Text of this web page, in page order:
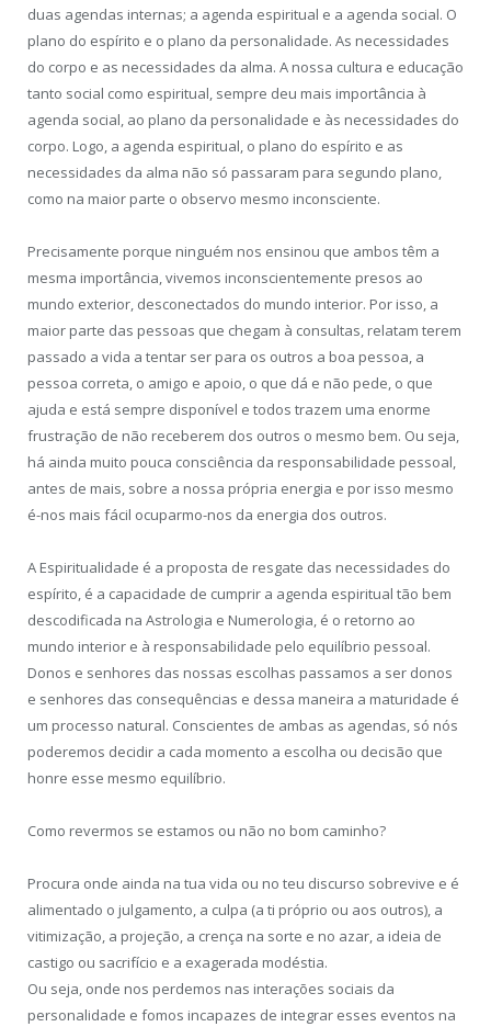
duas agendas internas; a agenda espiritual e a agenda social. O
plano do espírito e o plano da personalidade. As necessidades
do corpo e as necessidades da alma. A nossa cultura e educação
tanto social como espiritual, sempre deu mais importância à
agenda social, ao plano da personalidade e às necessidades do
corpo. Logo, a agenda espiritual, o plano do espírito e as
necessidades da alma não só passaram para segundo plano,
como na maior parte o observo mesmo inconsciente.
Precisamente porque ninguém nos ensinou que ambos têm a
mesma importância, vivemos inconscientemente presos ao
mundo exterior, desconectados do mundo interior. Por isso, a
maior parte das pessoas que chegam à consultas, relatam terem
passado a vida a tentar ser para os outros a boa pessoa, a
pessoa correta, o amigo e apoio, o que dá e não pede, o que
ajuda e está sempre disponível e todos trazem uma enorme
frustração de não receberem dos outros o mesmo bem. Ou seja,
há ainda muito pouca consciência da responsabilidade pessoal,
antes de mais, sobre a nossa própria energia e por isso mesmo
é-nos mais fácil ocuparmo-nos da energia dos outros.
A Espiritualidade é a proposta de resgate das necessidades do
espírito, é a capacidade de cumprir a agenda espiritual tão bem
descodificada na Astrologia e Numerologia, é o retorno ao
mundo interior e à responsabilidade pelo equilíbrio pessoal.
Donos e senhores das nossas escolhas passamos a ser donos
e senhores das consequências e dessa maneira a maturidade é
um processo natural. Conscientes de ambas as agendas, só nós
poderemos decidir a cada momento a escolha ou decisão que
honre esse mesmo equilíbrio.
Como revermos se estamos ou não no bom caminho?
Procura onde ainda na tua vida ou no teu discurso sobrevive e é
alimentado o julgamento, a culpa (a ti próprio ou aos outros), a
vitimização, a projeção, a crença na sorte e no azar, a ideia de
castigo ou sacrifício e a exagerada modéstia.
Ou seja, onde nos perdemos nas interações sociais da
personalidade e fomos incapazes de integrar esses eventos na